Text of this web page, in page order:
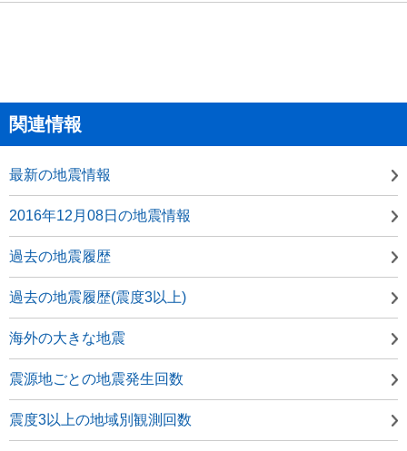
関連情報
最新の地震情報
2016年12月08日の地震情報
過去の地震履歴
過去の地震履歴(震度3以上)
海外の大きな地震
震源地ごとの地震発生回数
震度3以上の地域別観測回数